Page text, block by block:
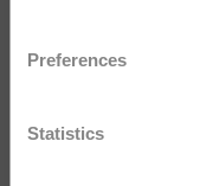
Preferences
Statistics